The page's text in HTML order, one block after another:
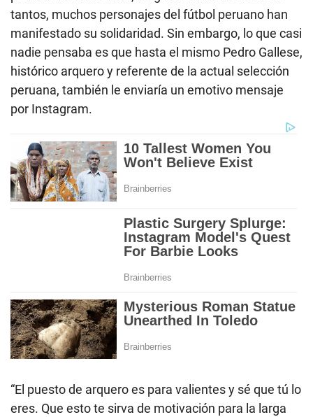
tantos, muchos personajes del fútbol peruano han
manifestado su solidaridad. Sin embargo, lo que casi
nadie pensaba es que hasta el mismo Pedro Gallese,
histórico arquero y referente de la actual selección
peruana, también le enviaría un emotivo mensaje
por Instagram.
“El puesto de arquero es para valientes y sé que tú lo
eres. Que esto te sirva de motivación para la larga